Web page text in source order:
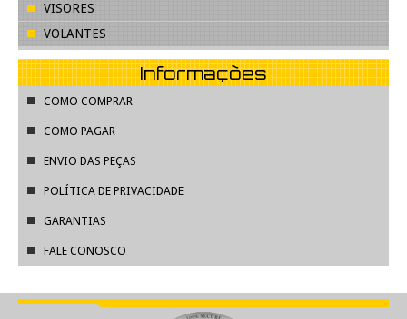
VISORES
VOLANTES
Informações
COMO COMPRAR
COMO PAGAR
ENVIO DAS PEÇAS
POLÍTICA DE PRIVACIDADE
GARANTIAS
FALE CONOSCO